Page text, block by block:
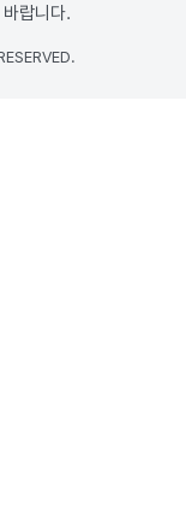
랍니다.